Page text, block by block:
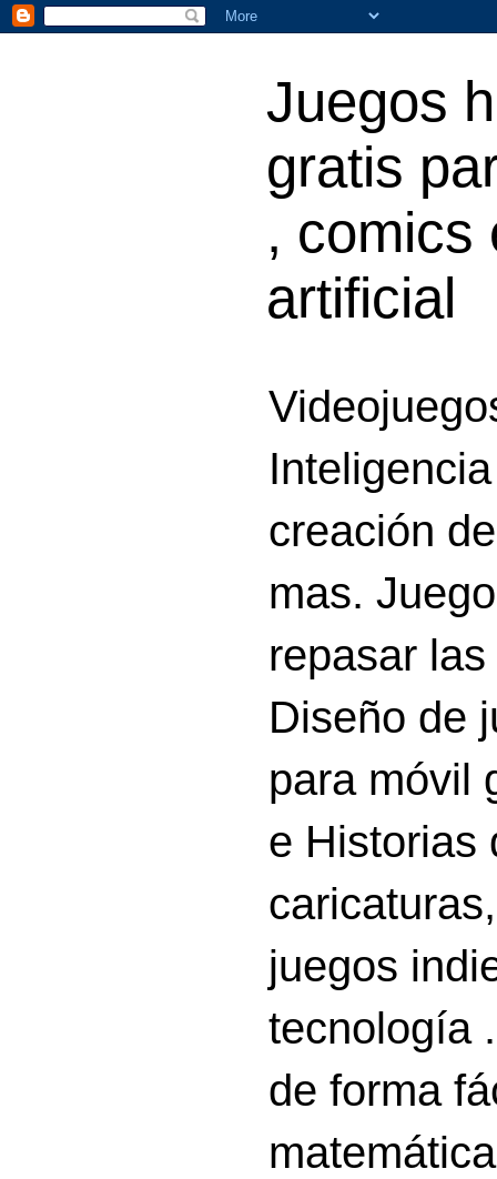
Juegos
gratis
, comics
artificial
creación
mas.
repasar
Diseño de
para móvil
e Historias
juegos
tecnología
de forma